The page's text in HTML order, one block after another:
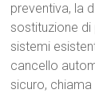
preventiva, la
sostituzione di
sistemi
cancello
sicuro, chiama